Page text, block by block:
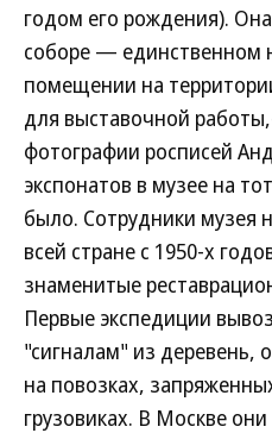
годом его рождения).
соборе — единственном
помещении на
для выставочной
фотографии росписей
экспонатов в музее на
было. Сотрудники музея
всей стране с 1950-х
знаменитые
Первые экспедиции
"сигналам" из деревень,
на повозках,
грузовиках. В Москве